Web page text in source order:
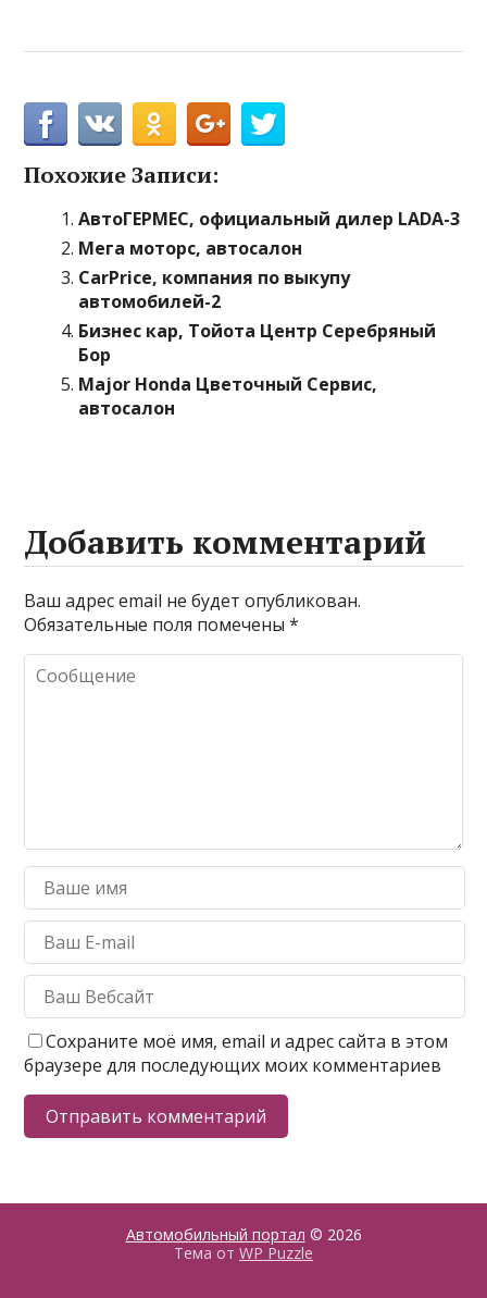
Похожие Записи:
АвтоГЕРМЕС, официальный дилер LADA-3
Мега моторс, автосалон
CarPrice, компания по выкупу
автомобилей-2
Бизнес кар, Тойота Центр Серебряный
Бор
Major Honda Цветочный Сервис,
автосалон
Добавить комментарий
Ваш адрес email не будет опубликован.
Обязательные поля помечены*
Сохраните моё имя, email и адрес сайта в этом
браузере для последующих моих комментариев
Автомобильный портал © 2026
Тема от WP Puzzle